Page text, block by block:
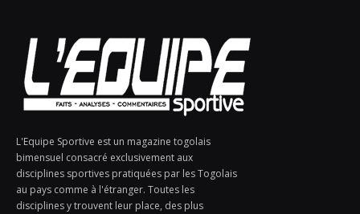
L'Equipe Sportive est un magazine togolais
bimensuel consacré exclusivement aux
disciplines sportives pratiquées par les Togolais
au pays comme à l'étranger. Toutes les
disciplines y trouvent leur place, des plus